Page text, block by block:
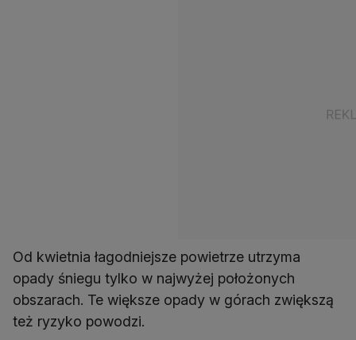
Od kwietnia łagodniejsze powietrze utrzyma
opady śniegu tylko w najwyżej położonych
obszarach. Te większe opady w górach zwiększą
też ryzyko powodzi.